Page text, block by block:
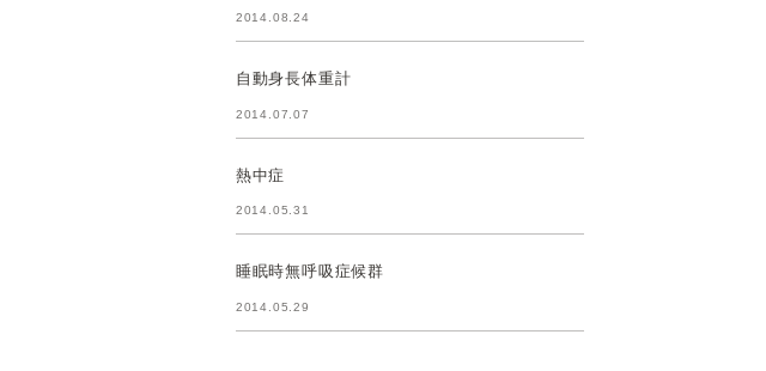
2014.08.24
自動身長体重計
2014.07.07
熱中症
2014.05.31
睡眠時無呼吸症候群
2014.05.29